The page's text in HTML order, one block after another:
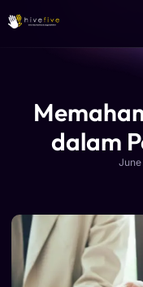
dalam
June